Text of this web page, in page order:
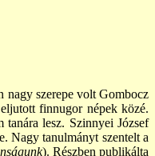
nagy szerepe volt Gombocz
finnugor népek közé.
lesz. Szinnyei József
Nagy tanulmányt szentelt a
). Részben publikálta